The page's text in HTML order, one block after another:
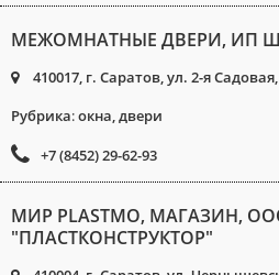
МЕЖОМНАТНЫЕ ДВЕРИ, ИП
410017, г. Саратов, ул. 2-я
Рубрика:окна, двери
+7 (8452) 29-62-93
МИР PLASTMO, МАГАЗИН,
"ПЛАСТКОНСТРУКТОР"